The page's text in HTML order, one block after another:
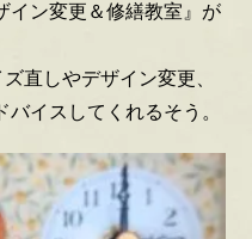
イン変更＆修繕教室』が
直しやデザイン変更、
イスしてくれるそう。